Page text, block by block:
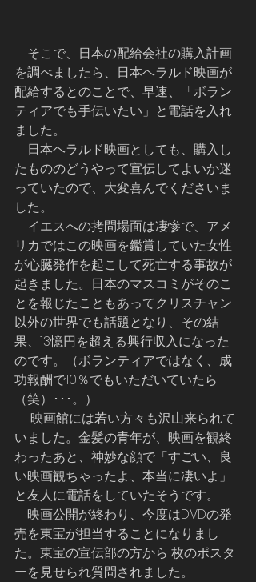
を調べましたら、日本ヘラルド映画が
配給するとのことで、早速、「ボラン
ティアでも手伝いたい」と電話を入れ
ました。
たもののどうやって宣伝してよいか迷
っていたので、大変喜んでくださいま
した。
リカではこの映画を鑑賞していた女性
が心臓発作を起こして死亡する事故が
起きました。日本のマスコミがそのこ
とを報じたこともあってクリスチャン
以外の世界でも話題となり、その結
果、13憶円を超える興行収入になった
のです。（ボランティアではなく、成
功報酬で10％でもいただいていたら
（笑）･･･。）
いました。金髪の青年が、映画を観終
わったあと、神妙な顔で「すごい、良
い映画観ちゃったよ、本当に凄いよ」
と友人に電話をしていたそうです。
売を東宝が担当することになりまし
た。東宝の宣伝部の方から1枚のポスタ
ーを見せられ質問されました。